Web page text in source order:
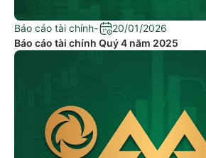
Báo cáo tài chính-
20/01/2026
Báo cáo tài chính Quý 4 năm 2025